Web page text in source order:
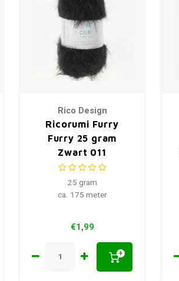
Rico Design
Ricorumi Furry
Furry 25 gram
Zwart 011
25 gram
ca. 175 meter
€1,99
+